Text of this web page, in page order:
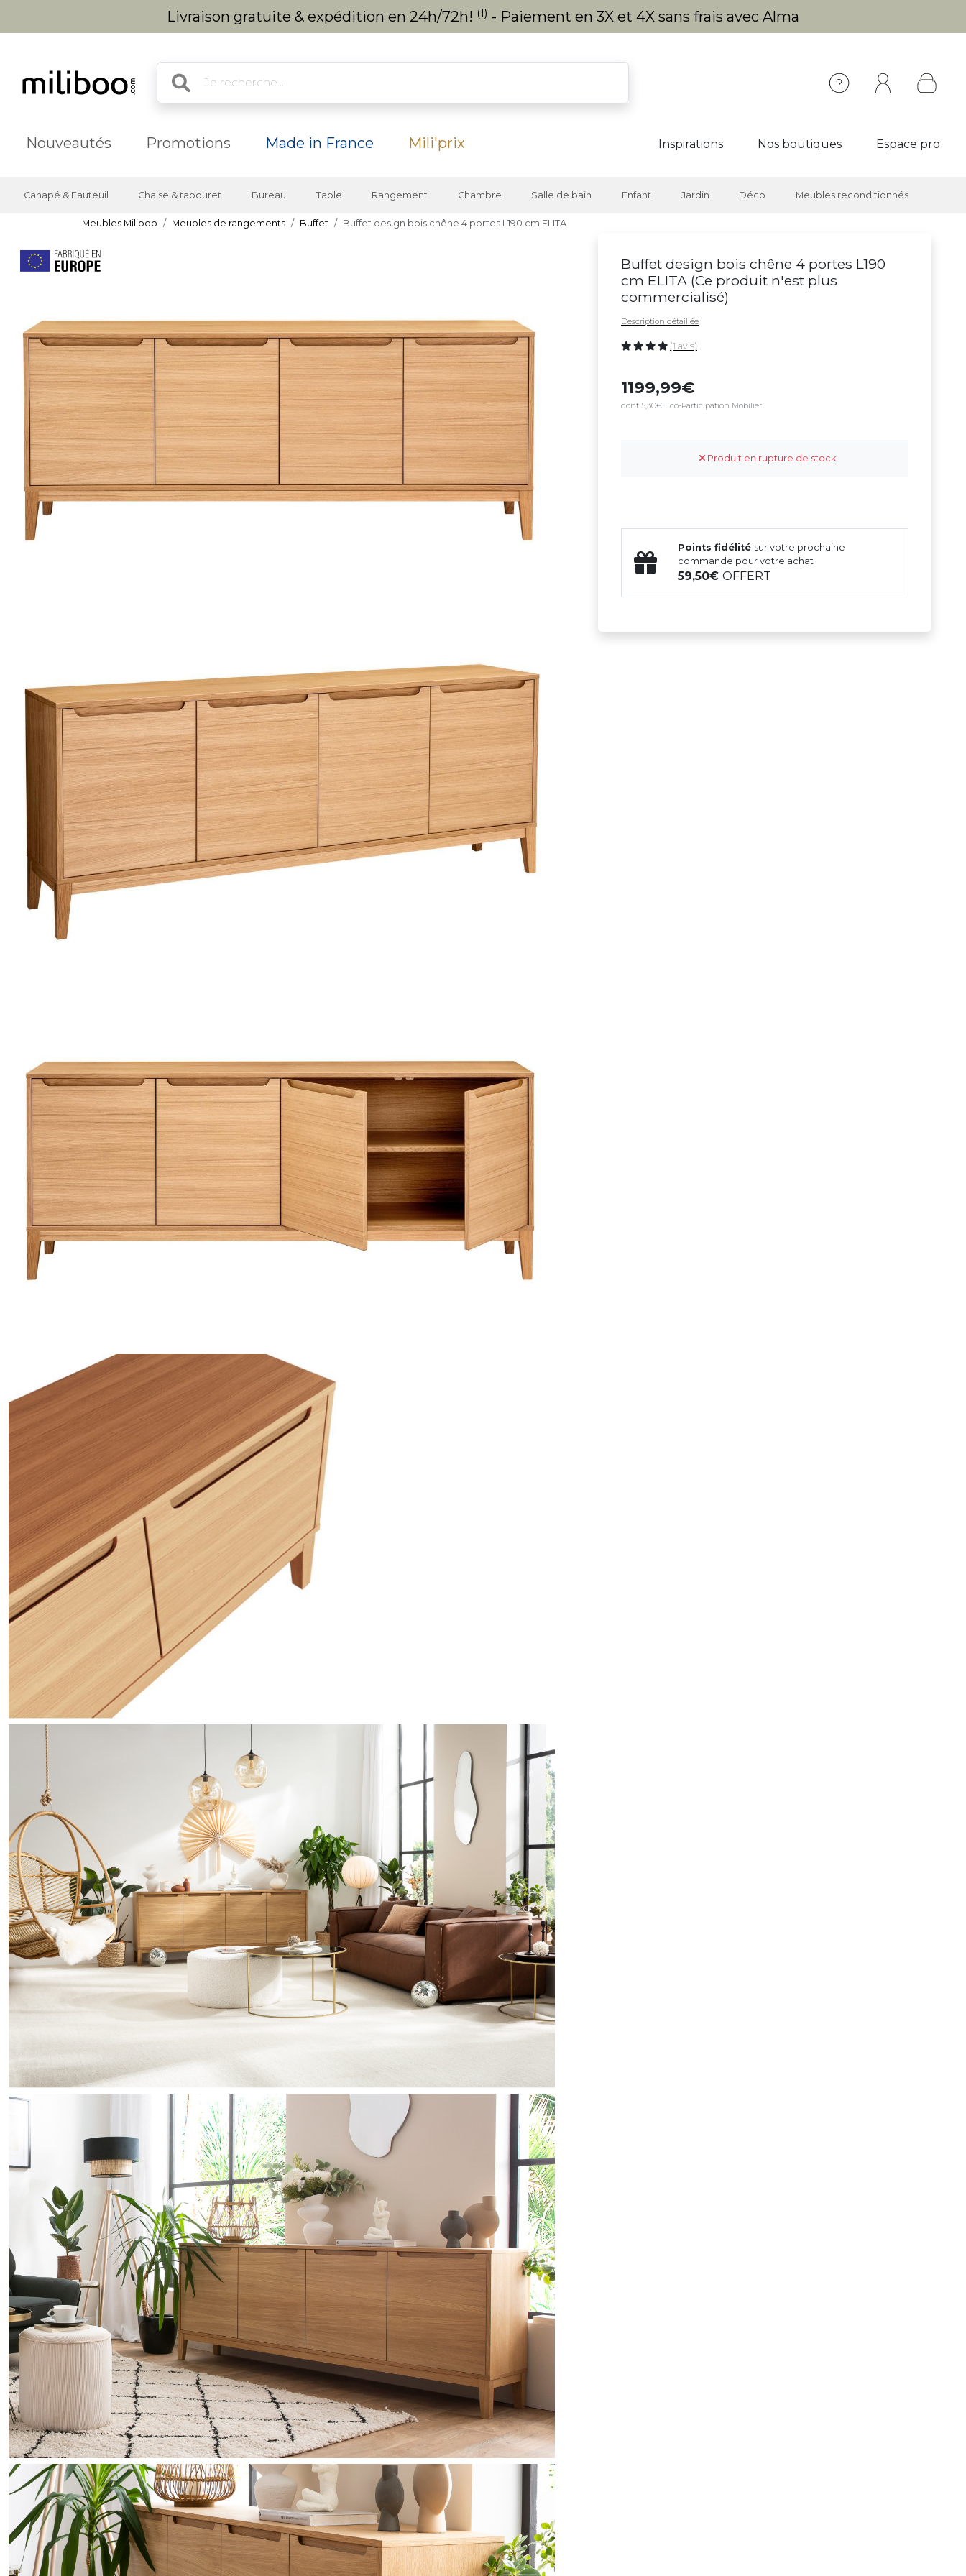
Livraison gratuite & expédition en 24h/72h! (1) - Paiement en 3X et 4X sans frais avec Alma
Nouveautés Promotions Made in France Mili'prix Inspirations Nos boutiques Espace pro
Canapé & Fauteuil Chaise & tabouret Bureau Table Rangement Chambre Salle de bain Enfant Jardin Déco Meubles reconditionnés
Meubles Miliboo Meubles de rangements Buffet Buffet design bois chêne 4 portes L190 cm ELITA
Buffet design bois chêne 4 portes L190
cm ELITA (Ce produit n'est plus
commercialisé)
Description détaillée
(1 avis)
1199,99
dont 5,30€ Eco-Participation Mobilier
Produit en rupture de stock
Points fidélité sur votre prochaine
commande pour votre achat
59,50OFFERT